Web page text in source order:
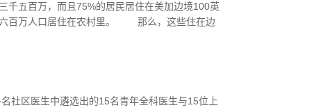
五百万，而且75%的居民居住在美加边境100英
六百万人口居住在农村里。 那么，这些住在边
区医生中遴选出的15名青年全科医生与15位上